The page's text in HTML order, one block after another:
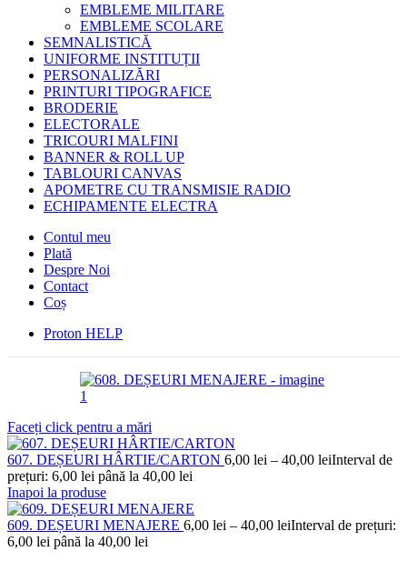
EMBLEME MILITARE
EMBLEME SCOLARE
SEMNALISTICĂ
UNIFORME INSTITUȚII
PERSONALIZĂRI
PRINTURI TIPOGRAFICE
BRODERIE
ELECTORALE
TRICOURI MALFINI
BANNER & ROLL UP
TABLOURI CANVAS
APOMETRE CU TRANSMISIE RADIO
ECHIPAMENTE ELECTRA
Contul meu
Plată
Despre Noi
Contact
Coș
Proton HELP
Faceți click pentru a mări
607. DEȘEURI HÂRTIE/CARTON 6,00 lei – 40,00 leiInterval de
prețuri: 6,00 lei până la 40,00 lei
Inapoi la produse
609. DEȘEURI MENAJERE 6,00 lei – 40,00 leiInterval de prețuri:
6,00 lei până la 40,00 lei